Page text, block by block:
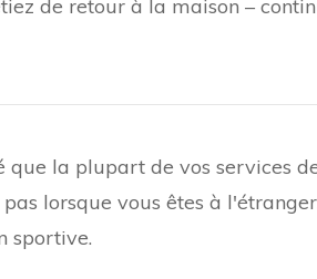
de retour à la maison –
la plupart de vos services
lorsque vous êtes à
sportive.